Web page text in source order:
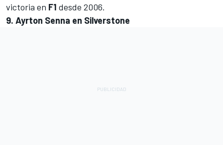
victoria en F1 desde 2006.
9. Ayrton Senna en Silverstone